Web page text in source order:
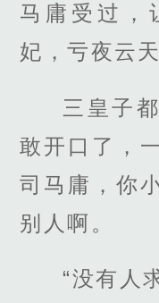
马庸受过，
妃，亏夜云
三皇子
敢开口了，
司马庸，你
别人啊。
“没有人